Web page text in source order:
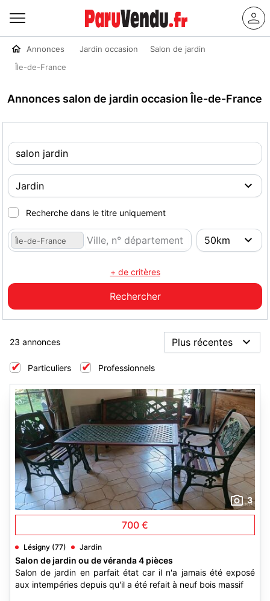
Annonces Jardin occasion
Salon de jardin
Île-de-France
Annonces salon de jardin occasion Île-de-France
Recherche dans le titre uniquement
Île-de-France
+ de critères
23 annonces
Particuliers Professionnels
3
700 €
Lésigny (77) Jardin
Salon de jardin ou de véranda 4 pièces
Salon de jardin en parfait état car il n'a jamais été exposé
aux intempéries depuis qu'il a été refait à neuf bois massif